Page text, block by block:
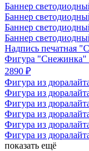
Баннер
Баннер
Баннер
Баннер
Надпись печатная
Фигура
2890 ₽
Фигура из
Фигура из
Фигура из
Фигура из
Фигура из
Фигура из
показать ещё